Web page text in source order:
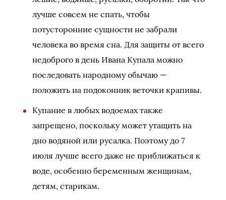
лучше совсем не спать, чтобы
потусторонние сущности не забрали
человека во время сна. Для защиты от всего
недоброго в день Ивана Купала можно
последовать народному обычаю —
положить на подоконник веточки крапивы.
Купание в любых водоемах также
запрещено, поскольку может утащить на
дно водяной или русалка. Поэтому до 7
июля лучше всего даже не приближаться к
воде, особенно беременным женщинам,
детям, старикам.